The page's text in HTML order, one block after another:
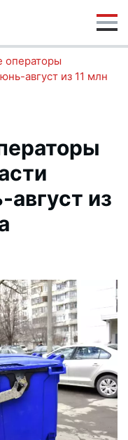
операторы
август из 11 млн
из